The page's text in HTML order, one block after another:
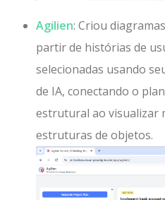
Agilien: Criou
partir de histórias de
selecionadas usando
de IA, conectando o
estrutural ao visualizar
estruturas de objetos.